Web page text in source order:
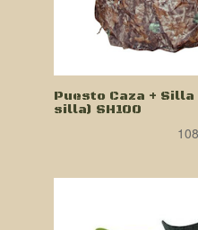
Puesto Caza +
silla) SH100